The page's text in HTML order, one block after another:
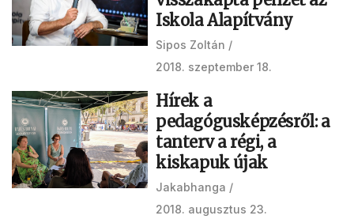
Iskola Alapítvány
Sipos Zoltán
2018. szeptember 18.
Hírek a
pedagógusképzésről: a
tanterv a régi, a
kiskapuk újak
Jakabhanga
2018. augusztus 23.